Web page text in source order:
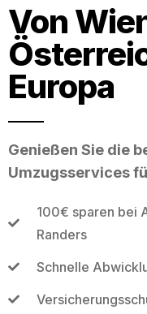
Von
Europa
Genießen Sie die
Umzugsservices
100€ sparen bei
Randers
Schnelle